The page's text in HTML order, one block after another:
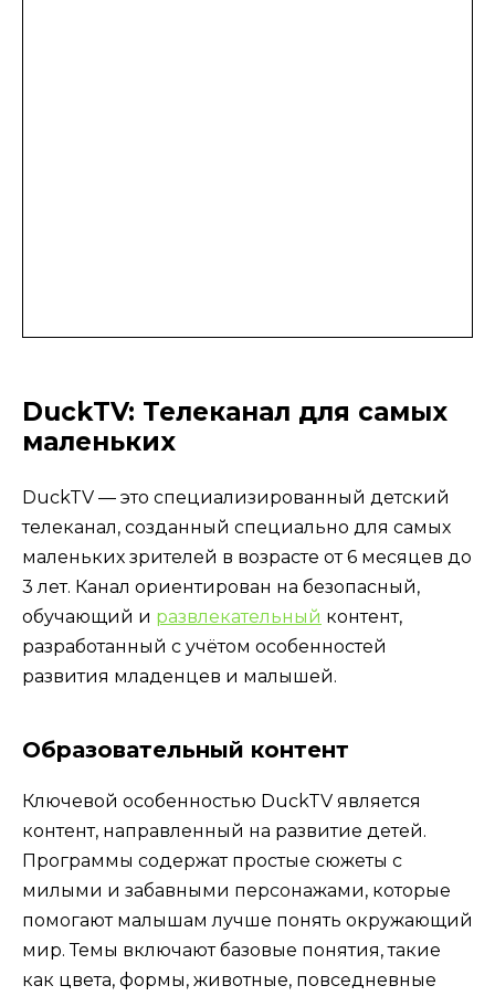
DuckTV: Телеканал для самых
маленьких
DuckTV — это специализированный детский
телеканал, созданный специально для самых
маленьких зрителей в возрасте от 6 месяцев до
3 лет. Канал ориентирован на безопасный,
обучающий и развлекательный контент,
разработанный с учётом особенностей
развития младенцев и малышей.
Образовательный контент
Ключевой особенностью DuckTV является
контент, направленный на развитие детей.
Программы содержат простые сюжеты с
милыми и забавными персонажами, которые
помогают малышам лучше понять окружающий
мир. Темы включают базовые понятия, такие
как цвета, формы, животные, повседневные